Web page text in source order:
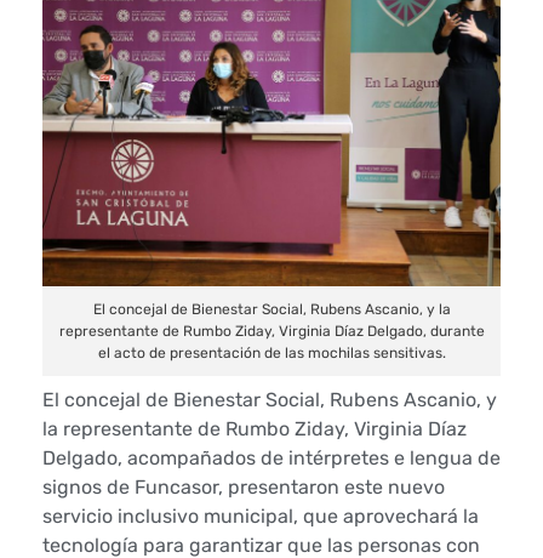
t
o
d
a
s
u
p
o
g
r
El concejal de Bienestar Social, Rubens Ascanio, y la
representante de Rumbo Ziday, Virginia Díaz Delgado, durante
el acto de presentación de las mochilas sensitivas.
El concejal de Bienestar Social, Rubens Ascanio, y
la representante de Rumbo Ziday, Virginia Díaz
Delgado, acompañados de intérpretes e lengua de
signos de Funcasor, presentaron este nuevo
servicio inclusivo municipal, que aprovechará la
tecnología para garantizar que las personas con